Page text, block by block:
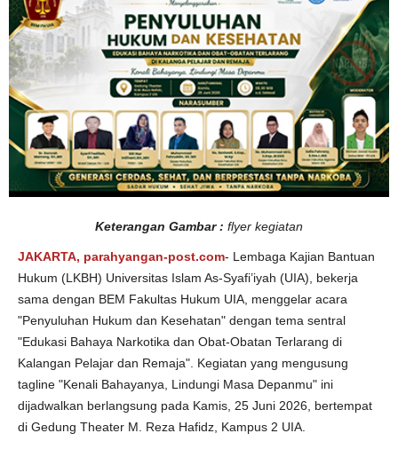
Keterangan Gambar : flyer kegiatan
JAKARTA, parahyangan-post.com- Lembaga Kajian Bantuan
Hukum (LKBH) Universitas Islam As-Syafi’iyah (UIA), bekerja
sama dengan BEM Fakultas Hukum UIA, menggelar acara
"Penyuluhan Hukum dan Kesehatan" dengan tema sentral
"Edukasi Bahaya Narkotika dan Obat-Obatan Terlarang di
Kalangan Pelajar dan Remaja". Kegiatan yang mengusung
tagline "Kenali Bahayanya, Lindungi Masa Depanmu" ini
dijadwalkan berlangsung pada Kamis, 25 Juni 2026, bertempat
di Gedung Theater M. Reza Hafidz, Kampus 2 UIA.